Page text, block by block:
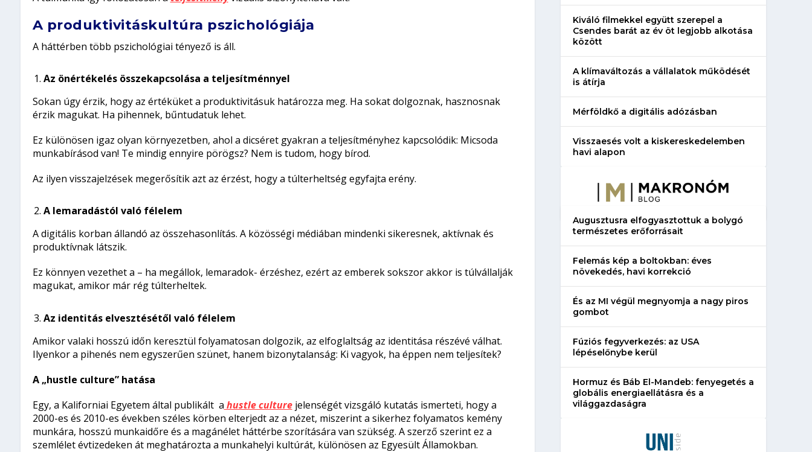
A produktivitáskultúra pszichológiája
A háttérben több pszichológiai tényező is áll.
Az önértékelés összekapcsolása a teljesítménnyel
Sokan úgy érzik, hogy az értéküket a produktivitásuk határozza meg. Ha sokat dolgoznak, hasznosnak
érzik magukat. Ha pihennek, bűntudatuk lehet.
Ez különösen igaz olyan környezetben, ahol a dicséret gyakran a teljesítményhez kapcsolódik: Micsoda
munkabírásod van! Te mindig ennyire pörögsz? Nem is tudom, hogy bírod.
Az ilyen visszajelzések megerősítik azt az érzést, hogy a túlterheltség egyfajta erény.
A lemaradástól való félelem
A digitális korban állandó az összehasonlítás. A közösségi médiában mindenki sikeresnek, aktívnak és
produktívnak látszik.
Ez könnyen vezethet a – ha megállok, lemaradok- érzéshez, ezért az emberek sokszor akkor is túlvállalják
magukat, amikor már rég túlterheltek.
Az identitás elvesztésétől való félelem
Amikor valaki hosszú időn keresztül folyamatosan dolgozik, az elfoglaltság az identitása részévé válhat.
Ilyenkor a pihenés nem egyszerűen szünet, hanem bizonytalanság: Ki vagyok, ha éppen nem teljesítek?
A „hustle culture” hatása
Egy, a Kaliforniai Egyetem által publikált a hustle culturejelenségét vizsgáló kutatás ismerteti, hogy a
2000-es és 2010-es években széles körben elterjedt az a nézet, miszerint a sikerhez folyamatos kemény
munkára, hosszú munkaidőre és a magánélet háttérbe szorítására van szükség. A szerző szerint ez a
szemlélet évtizedeken át meghatározta a munkahelyi kultúrát, különösen az Egyesült Államokban.
Kiváló filmekkel együtt szerepel a
Csendes barát az év öt legjobb alkotása
között
A klímaváltozás a vállalatok működését
is átírja
Mérföldkő a digitális adózásban
Visszaesés volt a kiskereskedelemben
havi alapon
Augusztusra elfogyasztottuk a bolygó
természetes erőforrásait
Felemás kép a boltokban: éves
növekedés, havi korrekció
És az MI végül megnyomja a nagy piros
gombot
Fúziós fegyverkezés: az USA
lépéselőnybe kerül
Hormuz és Báb El-Mandeb: fenyegetés a
globális energiaellátásra és a
világgazdaságra